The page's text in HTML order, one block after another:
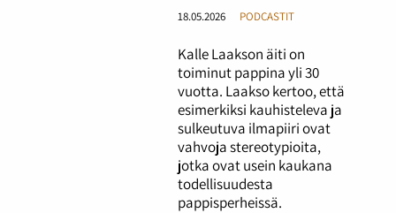
18.05.2026 PODCASTIT
Kalle Laakson äiti on
toiminut pappina yli 30
vuotta. Laakso kertoo, että
esimerkiksi kauhisteleva ja
sulkeutuva ilmapiiri ovat
vahvoja stereotypioita,
jotka ovat usein kaukana
todellisuudesta
pappisperheissä.